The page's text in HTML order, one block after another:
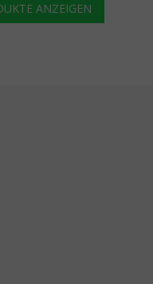
ANZEIGEN